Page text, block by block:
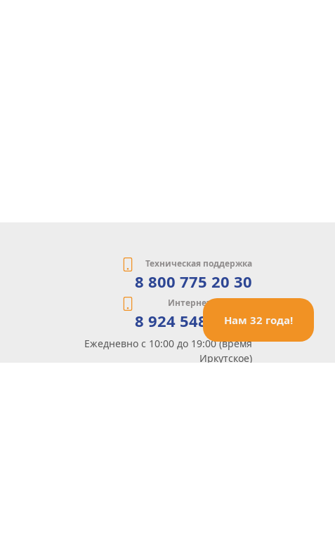
Нам 32 года!
Техническая поддержка
8 800 775 20 30
Интернет-магазин
8 924 548 85 07
Ежедневно с 10:00 до 19:00 (время
Иркутское)